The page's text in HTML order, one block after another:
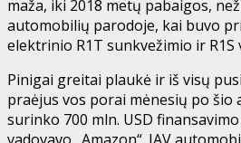
maža, iki 2018 metų pabaigos,
automobilių parodoje, kai buvo
elektrinio R1T sunkvežimio ir
Pinigai greitai plaukė ir iš visų
praėjus vos porai mėnesių po šio
surinko 700 mln. USD